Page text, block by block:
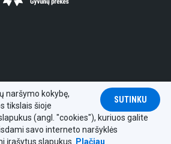
Woltas - gyvūnų prekės.
Infoface
SUTINKU
naršymo kokybę,
tikslais šioje
(angl. "cookies"), kuriuos galite
savo interneto naršyklės
įrašytus slapukus.
Plačiau